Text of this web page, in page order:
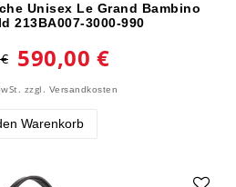
Unisex Le Grand Bambino
213BA007-3000-990
590,00 €
zzgl. Versandkosten
Warenkorb